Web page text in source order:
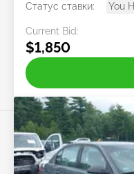
Статус ставки:
You
Current Bid:
$1,850